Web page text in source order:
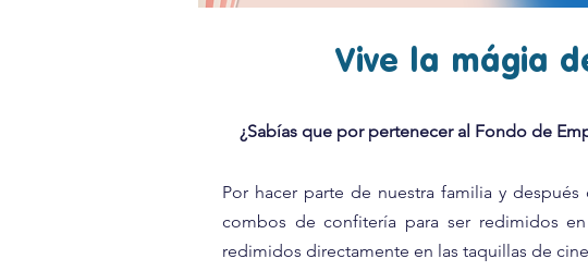
Vive la mágia
¿Sabías que por pertenecer al Fondo de
Por hacer parte de nuestra familia y
combos de confitería para ser redimidos
redimidos directamente en las taquillas de